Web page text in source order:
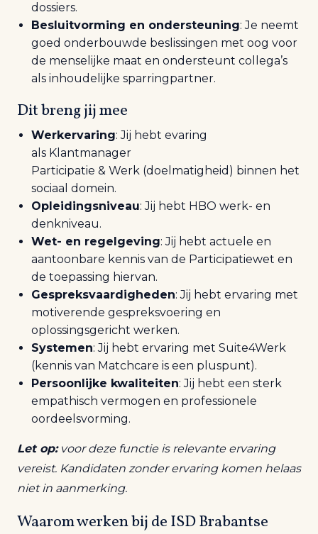
dossiers.
Besluitvorming en ondersteuning: Je neemt
goed onderbouwde beslissingen met oog voor
de menselijke maat en ondersteunt collega’s
als inhoudelijke sparringpartner.
Dit breng jij mee
Werkervaring: Jij hebt evaring
als Klantmanager
Participatie & Werk (doelmatigheid) binnen het
sociaal domein.
Opleidingsniveau: Jij hebt HBO werk- en
denkniveau.
Wet- en regelgeving: Jij hebt actuele en
aantoonbare kennis van de Participatiewet en
de toepassing hiervan.
Gespreksvaardigheden: Jij hebt ervaring met
motiverende gespreksvoering en
oplossingsgericht werken.
Systemen: Jij hebt ervaring met Suite4Werk
(kennis van Matchcare is een pluspunt).
Persoonlijke kwaliteiten: Jij hebt een sterk
empathisch vermogen en professionele
oordeelsvorming.
Let op:voor deze functie is relevante ervaring
vereist. Kandidaten zonder ervaring komen helaas
niet in aanmerking.
Waarom werken bij de ISD Brabantse